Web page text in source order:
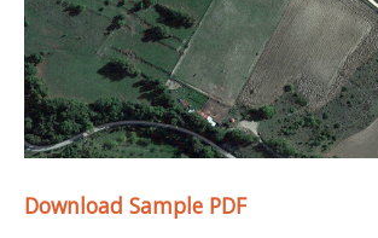
Download Sample PDF